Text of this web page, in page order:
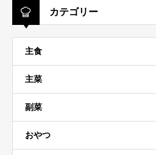
カテゴリー
主食
主菜
副菜
おやつ